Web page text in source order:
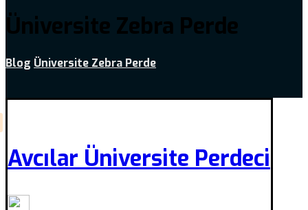
Üniversite Zebra Perde
Blog Üniversite Zebra Perde
Avcılar Üniversite Perdeci